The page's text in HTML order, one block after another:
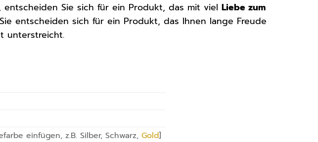
entscheiden Sie sich für ein Produkt, das mit vielLiebe zum
entscheiden sich für ein Produkt, das Ihnen lange Freude
unterstreicht.
einfügen, z.B. Silber, Schwarz,Gold]